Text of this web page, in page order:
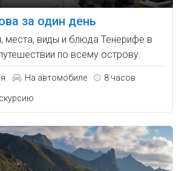
за один день
места, виды и блюда Тенерифе в
по всему острову.
На автомобиле 8 часов